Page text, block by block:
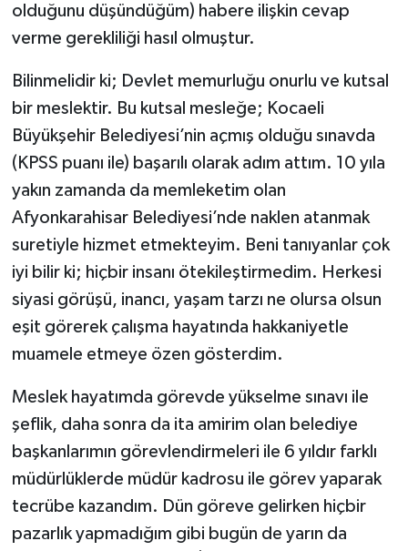
olduğunu düşündüğüm) habere ilişkin cevap
verme gerekliliği hasıl olmuştur.
Bilinmelidir ki; Devlet memurluğu onurlu ve kutsal
bir meslektir. Bu kutsal mesleğe; Kocaeli
Büyükşehir Belediyesi’nin açmış olduğu sınavda
(KPSS puanı ile) başarılı olarak adım attım. 10 yıla
yakın zamanda da memleketim olan
Afyonkarahisar Belediyesi’nde naklen atanmak
suretiyle hizmet etmekteyim. Beni tanıyanlar çok
iyi bilir ki; hiçbir insanı ötekileştirmedim. Herkesi
siyasi görüşü, inancı, yaşam tarzı ne olursa olsun
eşit görerek çalışma hayatında hakkaniyetle
muamele etmeye özen gösterdim.
Meslek hayatımda görevde yükselme sınavı ile
şeflik, daha sonra da ita amirim olan belediye
başkanlarımın görevlendirmeleri ile 6 yıldır farklı
müdürlüklerde müdür kadrosu ile görev yaparak
tecrübe kazandım. Dün göreve gelirken hiçbir
pazarlık yapmadığım gibi bugün de yarın da